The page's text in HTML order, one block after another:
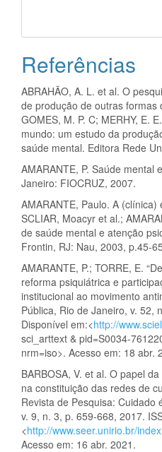
Referências
ABRAHÃO, A. L. et al. O
de produção de outras formas
GOMES, M. P. C; MERHY, E.
mundo: um estudo da
saúde mental. Editora Rede
AMARANTE, P. Saúde mental
Janeiro: FIOCRUZ, 2007.
AMARANTE, Paulo. A
SCLIAR, Moacyr et al.;
de saúde mental e atenção
Frontin, RJ: Nau, 2003, p.45-
AMARANTE, P.; TORRE, E.
reforma psiquiátrica e
institucional ao movimento
Pública, Rio de Janeiro, v. 52,
Disponível em:<http://
sci_arttext & pid=S0034-
nrm=iso>. Acesso em: 18 abr.
BARBOSA, V. et al. O papel
na constituição das redes de
Revista de Pesquisa: Cuidado
v. 9, n. 3, p. 659-668, 2017.
<http://www.seer.unirio.br/
Acesso em: 16 abr. 2021.